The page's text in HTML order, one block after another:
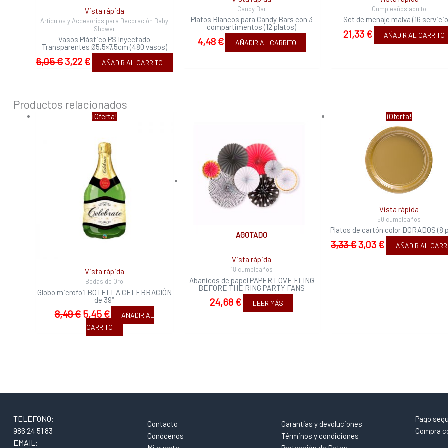
Vista rápida
Artículos y Accesorios para Decoración Baby
Shower
Vasos Plástico PS Inyectado
Transparentes Ø5,5×7,5cm (480 vasos)
6,05€3,22 € AÑADIR AL CARRITO
Candy Bar
Platos Blancos para Candy Bars con 3
compartimentos (12 platos)
4,48 € AÑADIR AL CARRITO
Cumpleaños adulto
Set de menaje malva (16
21,33 € AÑADIR AL CARRITO
Productos relacionados
¡Oferta!
Vista rápida
Bodas de Oro
Globo microfoil BOTELLA CELEBRACIÓN
de 39″
8,49€
original
era:
8,49 €.
5,45 €
El
actual
es:
5,45 €.
AÑADIR AL
CARRITO
AGOTADO
Vista rápida
18 cumpleaños
Abanicos de papel PAPER LOVE FLING
BEFORE THE RING PARTY FANS
24,68 € LEER MÁS
¡Oferta!
Vista rápida
50 cumpleaños
Platos de cartón color DORADOS (8
3,33€
precio
original
era:
3,33 €.
3,03 €
El
precio
actual
AÑADIR AL
TELÉFONO:
986 24 51 83
EMAIL:
Contacto
Conócenos
Garantías y devoluciones
Términos y condiciones
Pago
Compra